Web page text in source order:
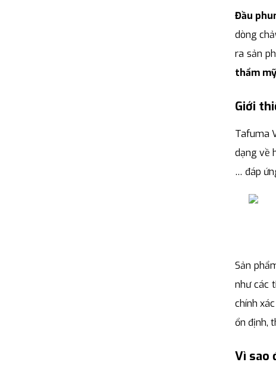
Đầu
dòng
ra sản
thẩm
Giới
Tafuma
dạng về
… đáp
Sản
như các
chính
ổn định,
Vì sao